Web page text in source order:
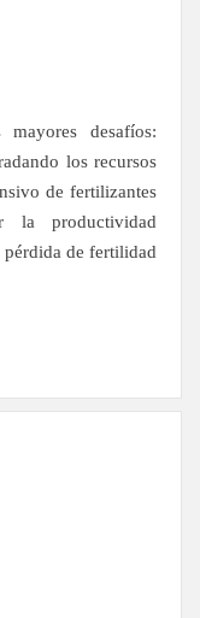
desafíos:
los recursos
de fertilizantes
la productividad
de fertilidad